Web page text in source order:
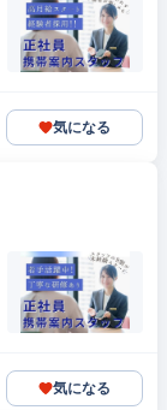
気になる
気になる